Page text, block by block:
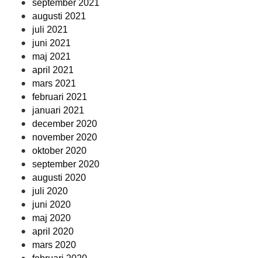
september 2021
augusti 2021
juli 2021
juni 2021
maj 2021
april 2021
mars 2021
februari 2021
januari 2021
december 2020
november 2020
oktober 2020
september 2020
augusti 2020
juli 2020
juni 2020
maj 2020
april 2020
mars 2020